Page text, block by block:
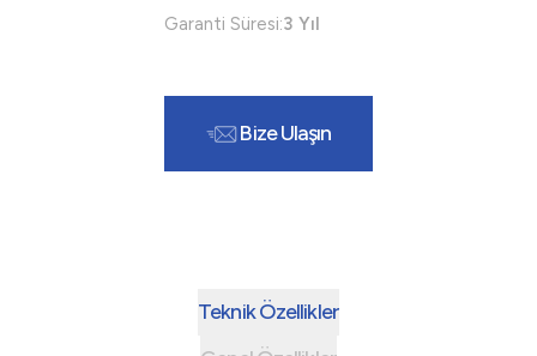
Garanti Süresi:3 Yıl
Bize Ulaşın
Teknik Özellikler